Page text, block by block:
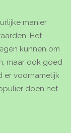
manier
Het
kunnen om
maar ook goed
er voornamelijk
doen het